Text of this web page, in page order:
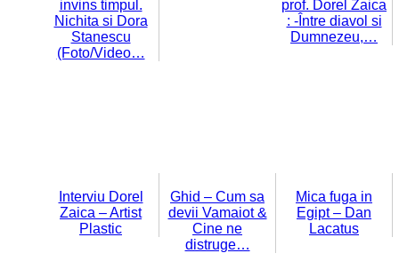
invins timpul.
Nichita si Dora
Stanescu
(Foto/Video…
prof. Dorel Zaica
: -Între diavol si
Dumnezeu,…
Interviu Dorel
Zaica – Artist
Plastic
Ghid – Cum sa
devii Vamaiot &
Cine ne
distruge…
Mica fuga in
Egipt – Dan
Lacatus